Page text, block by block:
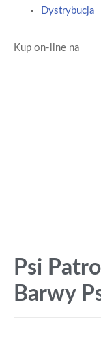
Dystrybucja
Kup on-line na
Psi
Barwy